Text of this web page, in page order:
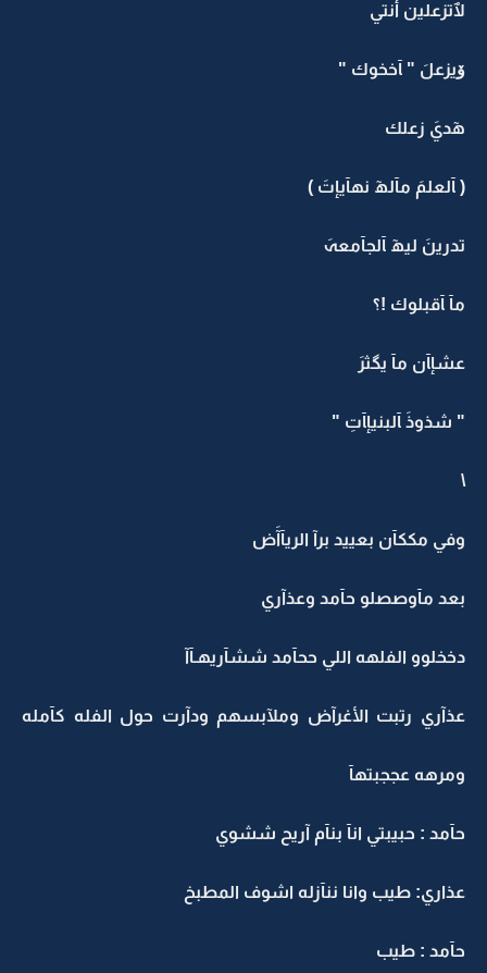
لٱتزعلين أنتي
ۆيزعلَ " ﺂخخوك "
ھٓديَ زعلك
( ﺂلعلمَ مآلھٓ نهآيإتَ )
تدرينَ ليھٓ ﺂلجآمعہَ
مآ ﺂقبلوك !؟
عشإﺂن مآ يگثرَ
" شذوذَ ﺂلبنيإﺂتِ "
\
وفي مككآن بعييد برآ الريآآَض
بعد مآوصصلو حآمد وعذآري
دخخلوو الفلهه اللي ححآمد ششآريهـآآ
عذآري رتبت الأغرآض وملآبسهم ودآرت حول الفله كآمله
ومرهه عججبتهآ
حآمد : حبيبتي انآ بنآم آريح ششوي
عذاري: طيب وانا ننآزله اشوف المطبخ
حآمد : طيب